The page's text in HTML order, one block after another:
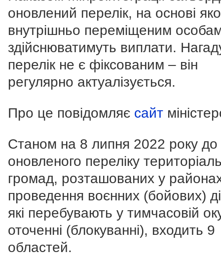
оновлений перелік, на основі
внутрішньо переміщеним
здійснюватимуть виплати.
перелік не є фіксованим – він
регулярно актуалізується.
Про це повідомляє сайт
Станом на 8 липня 2022 року до
оновленого переліку
громад, розташованих у
проведення воєнних (бойових)
які перебувають у тимчасовій
оточенні (блокуванні), входить 9
областей.